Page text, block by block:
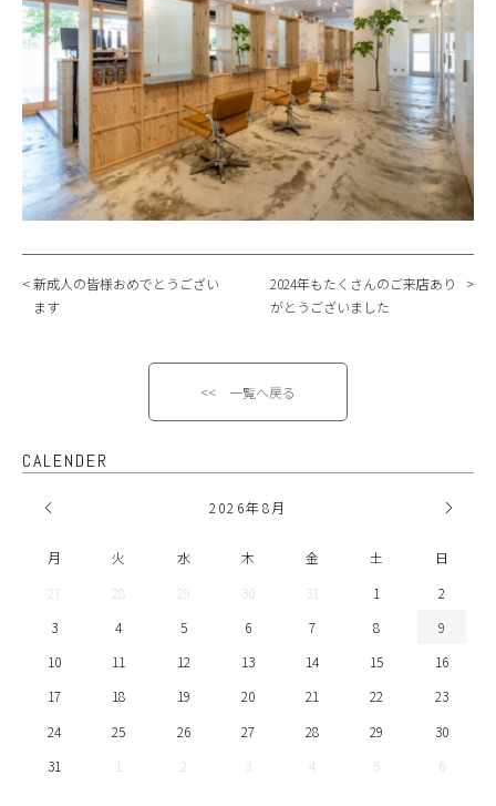
新成人の皆様おめでとうござい
ます
2024年もたくさんのご来店あり
がとうございました
<< 一覧へ戻る
CALENDER
2026年8月
月 火 水 木 金 土
日
27
28 29 30 31 1
2
3
4 5 6 7 8
9
10
11 12 13 14 15
16
17
18 19 20 21 22
23
24
25 26 27 28 29
30
31
1 2 3 4 5 6